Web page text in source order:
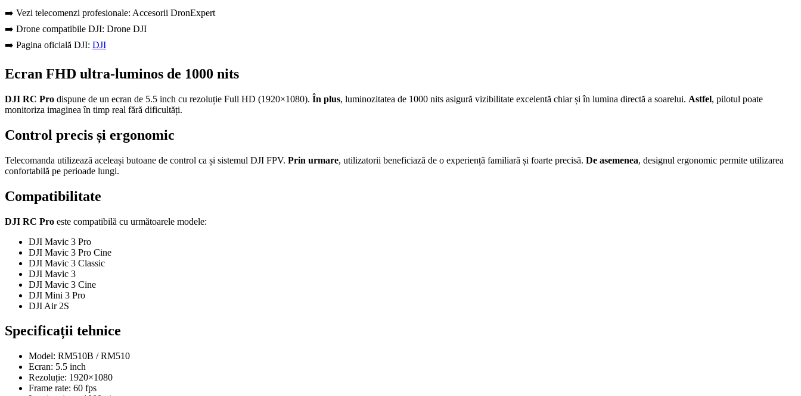
➡️ Vezi telecomenzi profesionale: Accesorii DronExpert
➡️ Drone compatibile DJI: Drone DJI
➡️ Pagina oficială DJI: DJI
Ecran FHD ultra-luminos de 1000 nits
DJI RC Pro dispune de un ecran de 5.5 inch cu rezoluție Full HD (1920×1080). În plus, luminozitatea de 1000 nits asigură vizibilitate excelentă chiar și în lumina directă a soarelui. Astfel, pilotul poate
monitoriza imaginea în timp real fără dificultăți.
Control precis și ergonomic
Telecomanda utilizează aceleași butoane de control ca și sistemul DJI FPV. Prin urmare, utilizatorii beneficiază de o experiență familiară și foarte precisă. De asemenea, designul ergonomic permite utilizarea
confortabilă pe perioade lungi.
Compatibilitate
DJI RC Pro este compatibilă cu următoarele modele:
DJI Mavic 3 Pro
DJI Mavic 3 Pro Cine
DJI Mavic 3 Classic
DJI Mavic 3
DJI Mavic 3 Cine
DJI Mini 3 Pro
DJI Air 2S
Specificații tehnice
Model: RM510B / RM510
Ecran: 5.5 inch
Rezoluție: 1920×1080
Frame rate: 60 fps